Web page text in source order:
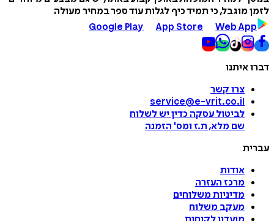
לזמן מוגבל, כי תמיד כיף לגלות עוד ספר במחיר מעולה
Google Play
App Store Web App
דברו איתנו
צרו קשר
service@e-vrit.co.il
לביטול עסקה כדין יש לשלוח
שם מלא, ת.ז ומס' הזמנה
עברית
אודות
מרכז העזרה
מדיניות משלוחים
מעקב משלוח